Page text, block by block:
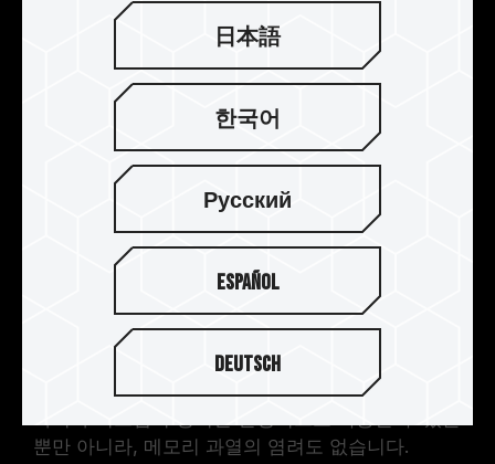
완벽한 클래딩 설계로 열 발산
8% 향상
DDR4 DARK 방열판은 DDR3 DARK 디자인을 추월
하는 설계로, 방열판의 면적이 상단 및 양측으로 연
장되어, 2중층 방열판이 메모리를 더 잘 보호해주
며, 완전한 코팅으로 방열효과를 높일 수 있을 뿐만
뿐만 아니라, 메모리 과열의 염려도 없습니다.
日本語
한국어
Русский
Español
Deutsch